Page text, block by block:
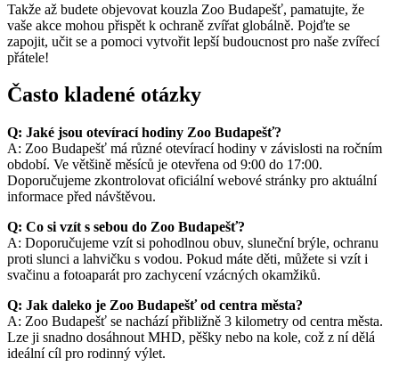
Takže až budete objevovat kouzla Zoo Budapešť, pamatujte, že
vaše akce mohou přispět k ochraně zvířat globálně. Pojďte se
zapojit, učit se a pomoci vytvořit lepší budoucnost pro naše zvířecí
přátele!
Často kladené otázky
Q: Jaké jsou otevírací hodiny Zoo Budapešť?
A: Zoo Budapešť má různé otevírací hodiny v závislosti na ročním
období. Ve většině měsíců je otevřena od 9:00 do 17:00.
Doporučujeme zkontrolovat oficiální webové stránky pro aktuální
informace před návštěvou.
Q: Co si vzít s sebou do Zoo Budapešť?
A: Doporučujeme vzít si pohodlnou obuv, sluneční brýle, ochranu
proti slunci a lahvičku s vodou. Pokud máte děti, můžete si vzít i
svačinu a fotoaparát pro zachycení vzácných okamžiků.
Q: Jak daleko je Zoo Budapešť od centra města?
A: Zoo Budapešť se nachází přibližně 3 kilometry od centra města.
Lze ji snadno dosáhnout MHD, pěšky nebo na kole, což z ní dělá
ideální cíl pro rodinný výlet.